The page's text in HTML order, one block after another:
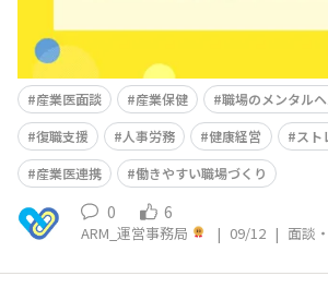
産業医面談 産業保健 職場のメンタル
復職支援
人事労務 健康経営
スト
産業医連携
働きやすい職場づくり
0 6
ARM_運営事務局 | 09/12 | 面談